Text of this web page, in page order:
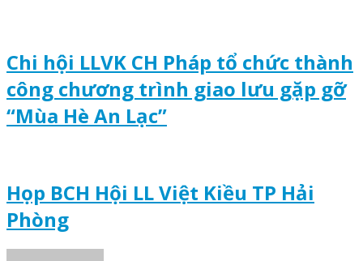
Chi hội LLVK CH Pháp tổ chức thành
công chương trình giao lưu gặp gỡ
“Mùa Hè An Lạc”
Họp BCH Hội LL Việt Kiều TP Hải
Phòng